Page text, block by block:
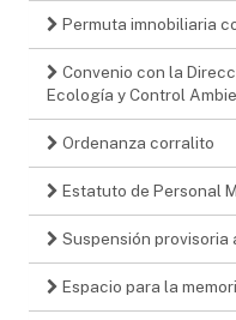
Permuta imnobiliaria
Convenio con la
Ecología y Control
Ordenanza corralito
Estatuto de Personal
Suspensión provisoria
Espacio para la